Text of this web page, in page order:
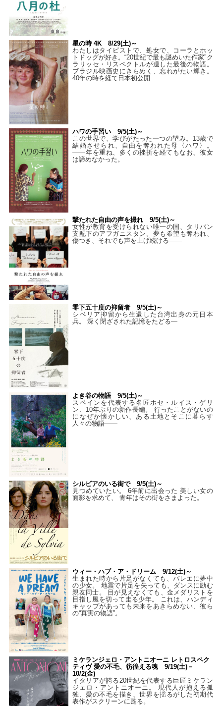
星の時 4K 8/29(土)～
わたしはタイピストで、処⼥で、コーラとホッ
トドッグが好き。“20世紀で最も謎めいた作家”ク
ラリッセ・リスペクトルが遺した最後の物語。
ブラジル映画史にきらめく、忘れがたい輝き。
40年の時を経て⽇本初公開
ハワの手習い 9/5(土)～
この世界で、学びがたった一つの望み。13歳で
結婚させられ、自由を奪われた母〈ハワ〉。
——年を重ね、多くの挫折を経てもなお、彼女
は諦めなかった。
撃たれた自由の声を撮れ 9/5(土)～
女性が教育を受けられない唯一の国、タリバン
支配下のアフガニスタン。夢も希望も奪われ、
傷つき、それでも声を上げ続ける——
零下五十度の抑留者 9/5(土)～
シベリア抑留から生還した台湾出身の元日本
兵。 深く閉ざされた記憶をたどる—
よき谷の物語 9/5(土)～
スペインを代表する名匠ホセ・ルイス・ゲリ
ン、10年ぶりの新作長編。 行ったことがないの
になぜか懐かしい、ある土地とそこに暮らす
人々の物語――
シルビアのいる街で 9/5(土)～
見つめていたい。 6年前に出会った 美しい女の
面影を求めて、 青年はその街をさまよった。
ウィー・ハブ・ア・ドリーム 9/12(土)～
生まれた時から片足がなくても、バレエに夢中
の少女。 地震で片足を失っても、ダンスに励む
親友同士。 目が見えなくても、金メダリストを
目指し風を切って走る少年。 これは、ハンディ
キャップがあっても未来をあきらめない、彼ら
の“真実の物語”。
ミケランジェロ・アントニオーニ レトロスペク
ティヴ 愛の不毛、彷徨える魂 9/19(土)－
10/2(金)
イタリアが誇る20世紀を代表する巨匠ミケラン
ジェロ・アントニオーニ。 現代人が抱える孤
独、愛の不毛を描き、世界を揺るがした初期代
表作がスクリーンに甦る。